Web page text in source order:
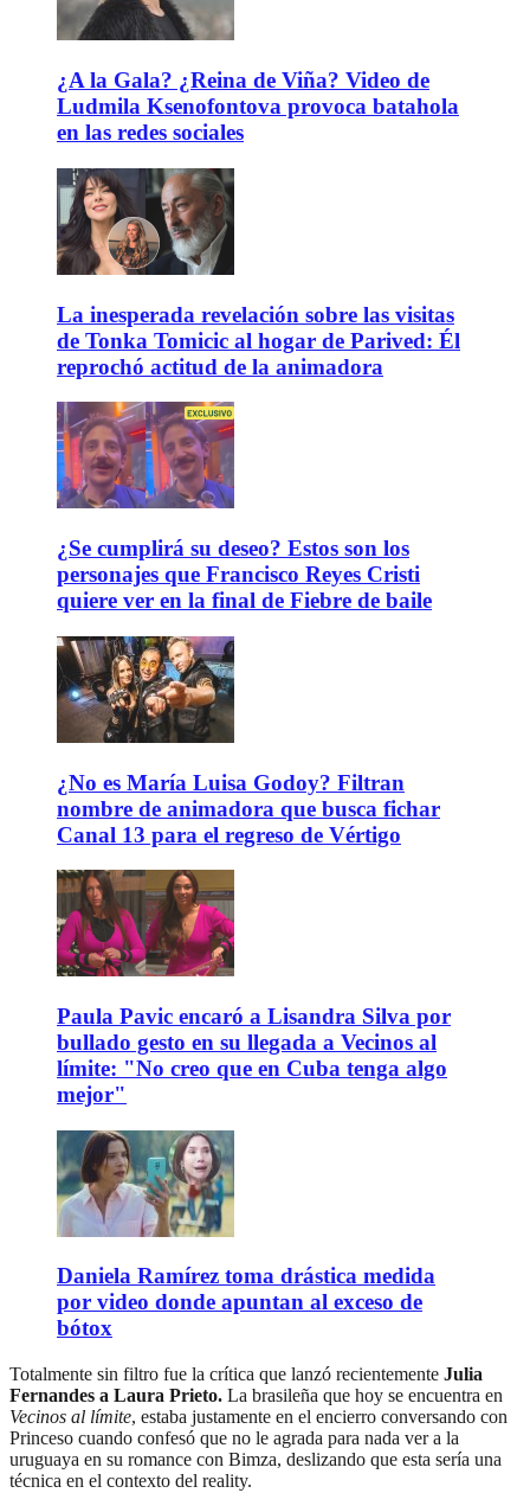
¿A la Gala? ¿Reina de Viña? Video de
Ludmila Ksenofontova provoca batahola
en las redes sociales
La inesperada revelación sobre las visitas
de Tonka Tomicic al hogar de Parived: Él
reprochó actitud de la animadora
¿Se cumplirá su deseo? Estos son los
personajes que Francisco Reyes Cristi
quiere ver en la final de Fiebre de baile
¿No es María Luisa Godoy? Filtran
nombre de animadora que busca fichar
Canal 13 para el regreso de Vértigo
Paula Pavic encaró a Lisandra Silva por
bullado gesto en su llegada a Vecinos al
límite: "No creo que en Cuba tenga algo
mejor"
Daniela Ramírez toma drástica medida
por video donde apuntan al exceso de
bótox
Totalmente sin filtro fue la crítica que lanzó recientemente Julia
Fernandes a Laura Prieto. La brasileña que hoy se encuentra en
Vecinos al límite, estaba justamente en el encierro conversando con
Princeso cuando confesó que no le agrada para nada ver a la
uruguaya en su romance con Bimza, deslizando que esta sería una
técnica en el contexto del reality.